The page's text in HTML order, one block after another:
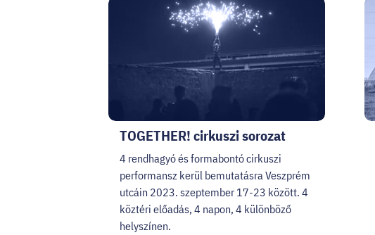
TOGETHER! cirkuszi sorozat
4 rendhagyó és formabontó cirkuszi
performansz kerül bemutatásra Veszprém
utcáin 2023. szeptember 17-23 között. 4
köztéri előadás, 4 napon, 4 különböző
helyszínen.